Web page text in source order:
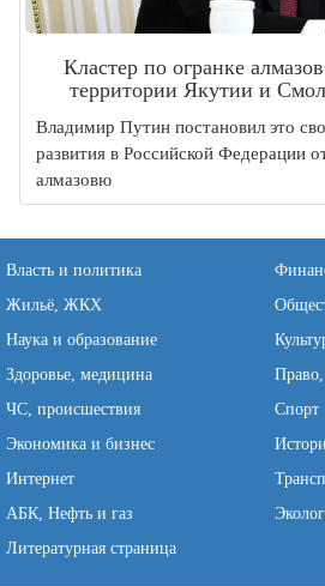
Кластер по огранке
территории Якутии и
Владимир Путин постановил это
развития в Российской Федерации
алмазовю
Власть и политика
Жильё, ЖКХ
Наука и образование
Здоровье, медицина
ЧС, происшествия
Спорт
Экономика и бизнес
Интернет
АБК, Нефть и газ
Литературная страница